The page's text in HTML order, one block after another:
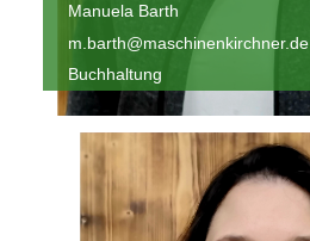
Manuela Barth
m.barth@maschinenkirchner.de
Buchhaltung